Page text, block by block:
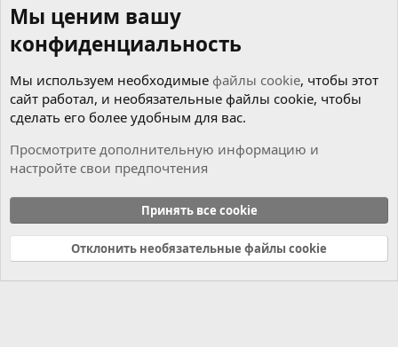
Cookies
Russian (RU)
Связь с нами
Условия и правила
Политика конфиденциальности
Справка Главная
R
Мы ценим вашу
конфиденциальность
Мы используем необходимые файлы cookie, чтобы этот
сайт работал, и необязательные файлы cookie, чтобы
сделать его более удобным для вас.
Просмотрите дополнительную информацию и
настройте свои предпочтения
Принять все cookie
Отклонить необязательные файлы cookie